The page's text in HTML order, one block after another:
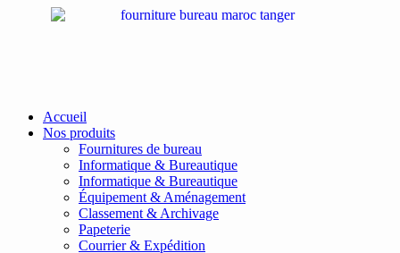
Accueil
Nos produits
Fournitures de bureau
Informatique & Bureautique
Informatique & Bureautique
Équipement & Aménagement
Classement & Archivage
Papeterie
Courrier & Expédition